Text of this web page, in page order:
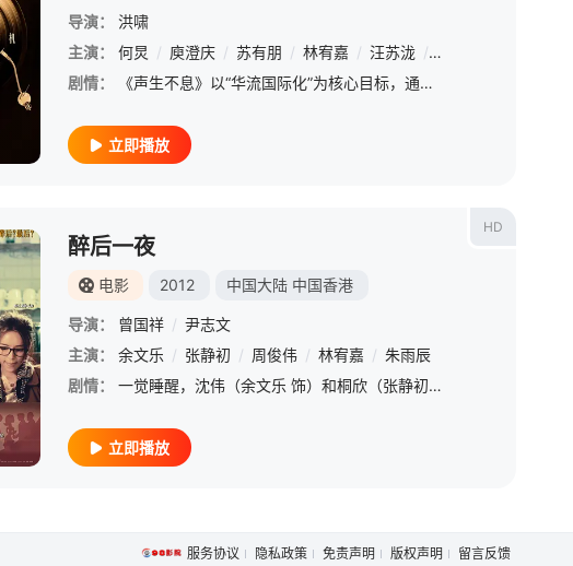
/ 王赫野 / 颜人中
导演：
洪啸
主演：
何炅 / 庾澄庆 / 苏有朋 / 林宥嘉 / 汪苏泷 / 黄霄云
剧情：
《声生不息》以“华流国际化”为核心目标，通过音乐对抗与融合推动华语音乐走向世界，实践“人类命运共同体”的文化叙事。 &amp;nbsp; &amp;nbsp; &amp;nbsp; &amp;nbsp; &amp;nbsp; &amp;nbsp;
立即播放
/ 曾毅 陶喆 孙燕姿 许嵩 / 林宥嘉 / 窦靖童 / 黄子弘凡
HD
醉后一夜
电影 2012 中国大陆 中国香港
导演： 曾国祥 / 尹志文
主演：
余文乐 / 张静初 / 周俊伟 / 林宥嘉 / 朱雨辰
剧情：
一觉睡醒，沈伟（余文乐 饰）和桐欣（张静初 饰）赫然发现陌生的彼此竟然赤裸相见，于是匆匆作别。更诡异的是，他们出门时发现自己置身于家具城中。宿醉的他们拼命回忆着昨晚发生的一切：沈伟记得是被一堆朋友约来
立即播放
服务协议 隐私政策 免责声明 版权声明 留言反馈